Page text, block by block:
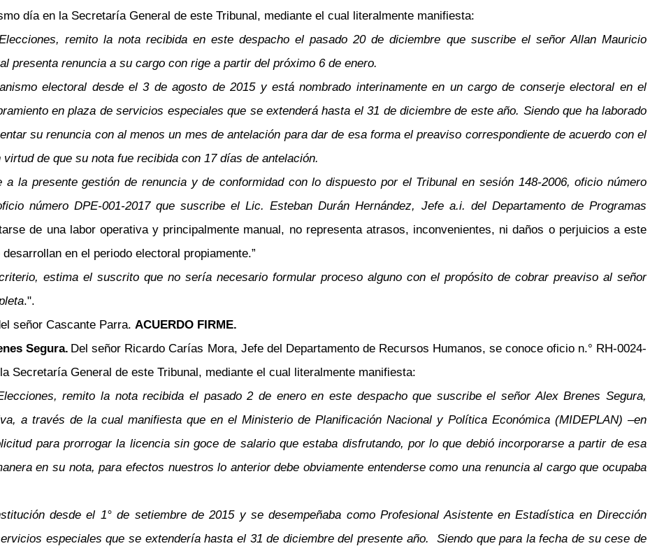
día en la Secretaría General de este Tribunal, mediante el cual literalmente manifiesta:
remito la nota recibida en este despacho el pasado 20 de diciembre que suscribe el señor Allan Mauricio
presenta renuncia a su cargo con rige a partir del próximo 6 de enero.
electoral desde el 3 de agosto de 2015 y está nombrado interinamente en un cargo de conserje electoral en el
en plaza de servicios especiales que se extenderá hasta el 31 de diciembre de este año. Siendo que ha laborado
su renuncia con al menos un mes de antelación para dar de esa forma el preaviso correspondiente de acuerdo con el
de que su nota fue recibida con 17 días de antelación.
la presente gestión de renuncia y de conformidad con lo dispuesto por el Tribunal en sesión 148-2006, oficio número
número DPE-001-2017 que suscribe el Lic. Esteban Durán Hernández, Jefe a.i. del Departamento de Programas
de una labor operativa y principalmente manual, no representa atrasos, inconvenientes, ni daños o perjuicios a este
en el periodo electoral propiamente.”
estima el suscrito que no sería necesario formular proceso alguno con el propósito de cobrar preaviso al señor
.".
señor Cascante Parra. ACUERDO FIRME.
Segura. Del señor Ricardo Carías Mora, Jefe del Departamento de Recursos Humanos, se conoce oficio n.° RH-0024-
Secretaría General de este Tribunal, mediante el cual literalmente manifiesta:
remito la nota recibida el pasado 2 de enero en este despacho que suscribe el señor Alex Brenes Segura,
a través de la cual manifiesta que en el Ministerio de Planificación Nacional y Política Económica (MIDEPLAN) –en
para prorrogar la licencia sin goce de salario que estaba disfrutando, por lo que debió incorporarse a partir de esa
en su nota, para efectos nuestros lo anterior debe obviamente entenderse como una renuncia al cargo que ocupaba
desde el 1° de setiembre de 2015 y se desempeñaba como Profesional Asistente en Estadística en Dirección
especiales que se extendería hasta el 31 de diciembre del presente año. Siendo que para la fecha de su cese de